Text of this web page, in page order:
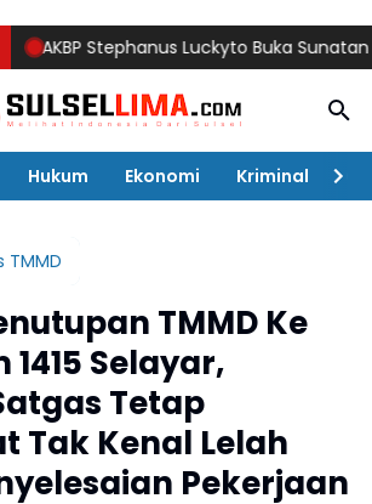
Stephanus Luckyto Buka Sunatan
Hukum Ekonomi Kriminal
TMMD
TMMD Ke
1415 Selayar,
Tetap
Tak Kenal Lelah
Pekerjaan